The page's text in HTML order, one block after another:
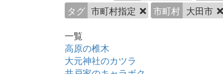
タグ 市町村指定 市町村 大田市
一覧
高原の椎木
大元神社のカツラ